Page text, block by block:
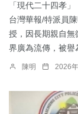
「現代二十四孝
台灣華報/特派員
授，因長期親自無
界廣為流傳，被譽
陳明 2026